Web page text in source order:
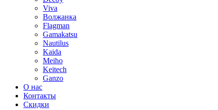
Viva
Волжанка
Flagman
Gamakatsu
Nautilus
Kaida
Meiho
Keitech
Ganzo
О нас
Контакты
Скидки